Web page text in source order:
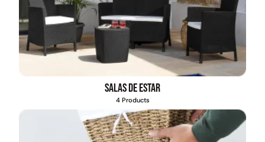
Salas de estar
4 Products
Set tres maletas tela | color